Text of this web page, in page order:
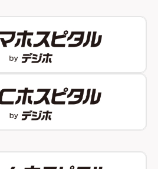
が丘
ナス錦糸町
ル成増
子
デジホ 姫路キャスパ
生駒
山